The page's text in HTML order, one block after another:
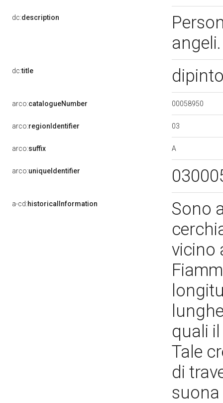
dc:description
dc:title
arco:catalogueNumber 00058950
arco:regionIdentifier 03
arco:suffix A
arco:uniqueIdentifier
a-cd:historicalInformation
Sono
vicino
quali
Tale
di